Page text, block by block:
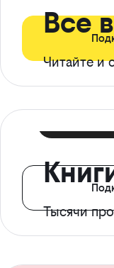
Все
Читайте и
Тысячи
с